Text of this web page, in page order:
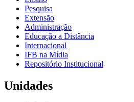
Pesquisa
Extensão
Administração
Educação a Distância
Internacional
IFB na Mídia
Repositório Institucional
Unidades